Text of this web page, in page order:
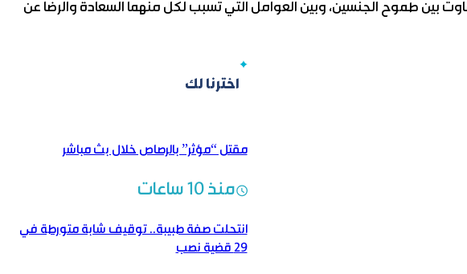
بين طموح الجنسين، وبين العوامل التي تسبب لكل منهما السعادة والرضا عن
اخترنا لك
مقتل “مؤثر” بالرصاص خلال بث مباشر
منذ 10 ساعات
انتحلت صفة طبيبة.. توقيف شابة متورطة في
29 قضية نصب